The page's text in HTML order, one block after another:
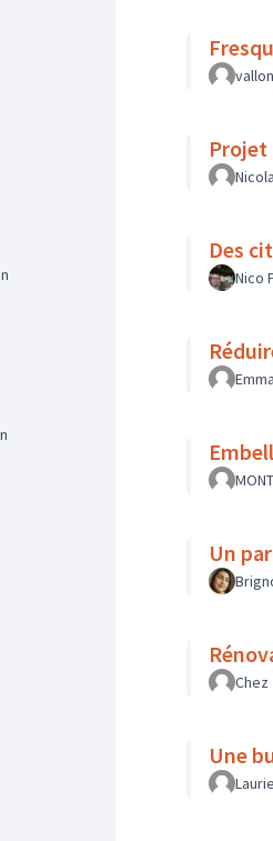
vallon
Projet
Des
Nico
Un
Chez
Une